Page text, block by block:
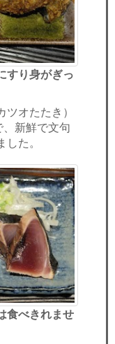
すり身がぎっ
オたたき）
新鮮で文句
た。
食べきれませ